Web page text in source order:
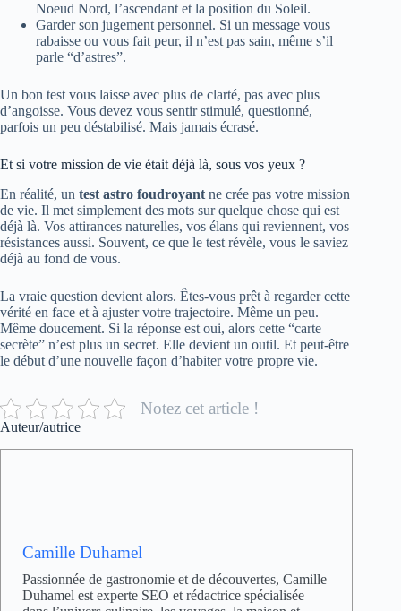
Noeud Nord, l’ascendant et la position du Soleil.
Garder son jugement personnel. Si un message vous
rabaisse ou vous fait peur, il n’est pas sain, même s’il
parle “d’astres”.
Un bon test vous laisse avec plus de clarté, pas avec plus
d’angoisse. Vous devez vous sentir stimulé, questionné,
parfois un peu déstabilisé. Mais jamais écrasé.
Et si votre mission de vie était déjà là, sous vos yeux ?
En réalité, un test astro foudroyant ne crée pas votre mission
de vie. Il met simplement des mots sur quelque chose qui est
déjà là. Vos attirances naturelles, vos élans qui reviennent, vos
résistances aussi. Souvent, ce que le test révèle, vous le saviez
déjà au fond de vous.
La vraie question devient alors. Êtes-vous prêt à regarder cette
vérité en face et à ajuster votre trajectoire. Même un peu.
Même doucement. Si la réponse est oui, alors cette “carte
secrète” n’est plus un secret. Elle devient un outil. Et peut-être
le début d’une nouvelle façon d’habiter votre propre vie.
Notez cet article !
Auteur/autrice
Camille Duhamel
Passionnée de gastronomie et de découvertes, Camille
Duhamel est experte SEO et rédactrice spécialisée